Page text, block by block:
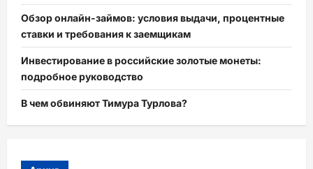
Обзор онлайн-займов: условия выдачи, процентные
ставки и требования к заемщикам
Инвестирование в российские золотые монеты:
подробное руководство
В чем обвиняют Тимура Турлова?